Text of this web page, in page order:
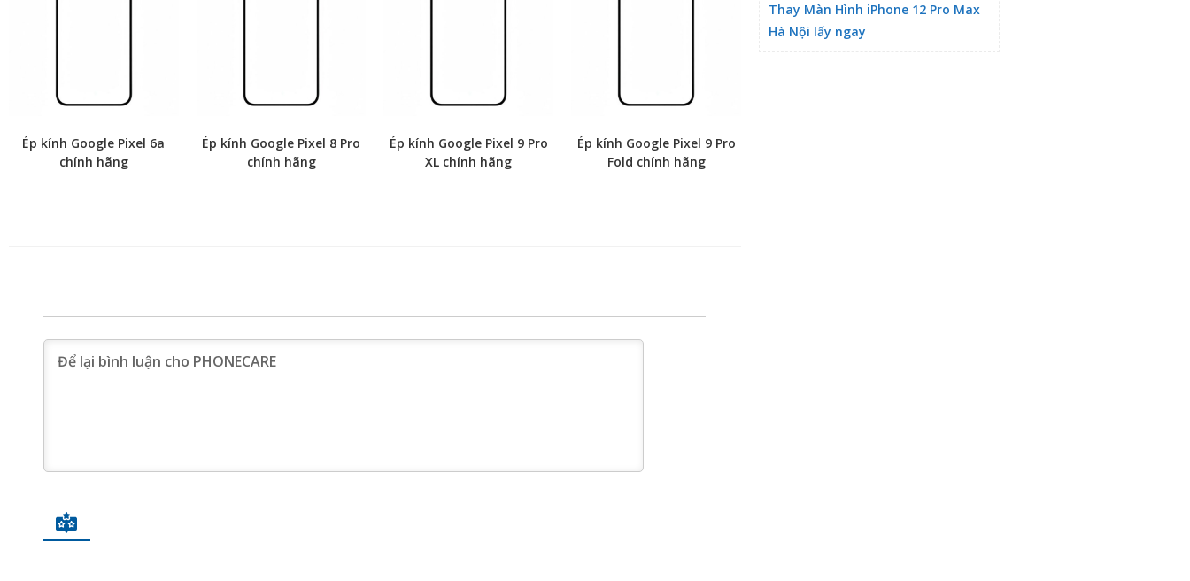
Ép kính Google Pixel 6a
chính hãng
Ép kính Google Pixel 8 Pro
chính hãng
Ép kính Google Pixel 9 Pro
XL chính hãng
Ép kính Google Pixel 9 Pro
Fold chính hãng
Thay Màn Hình iPhone 12 Pro Max
Hà Nội lấy ngay